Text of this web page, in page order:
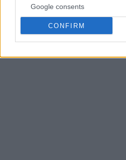
Google consents
CONFIRM